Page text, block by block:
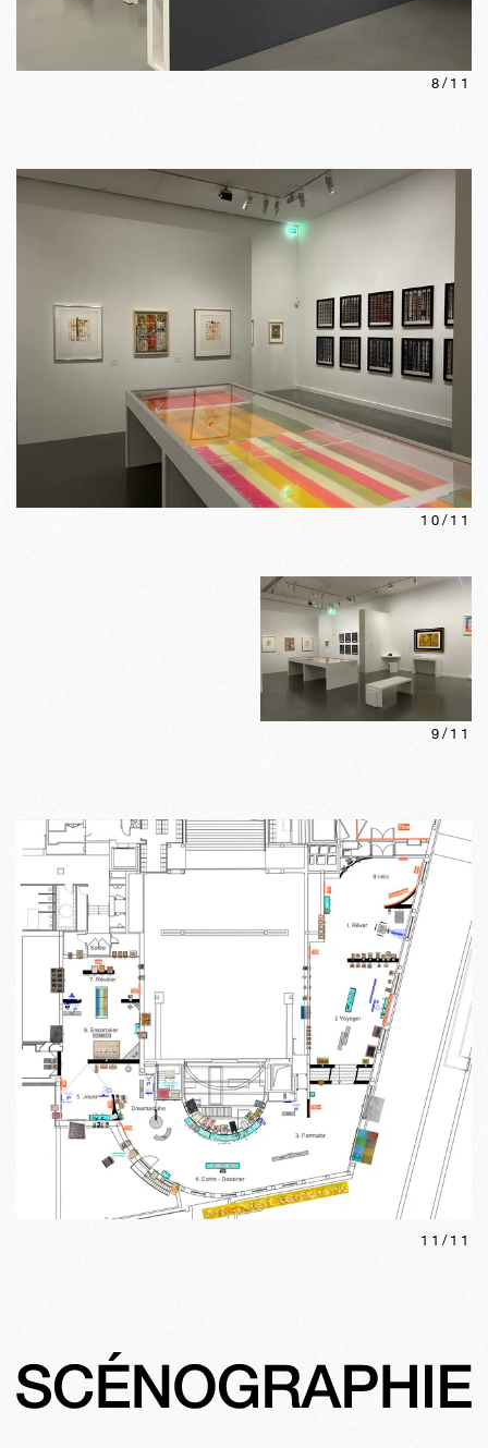
8/ 11
10/ 11
9/ 11
11/ 11